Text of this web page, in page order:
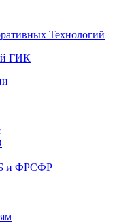
Технологий
ГИК
и ФРСФР